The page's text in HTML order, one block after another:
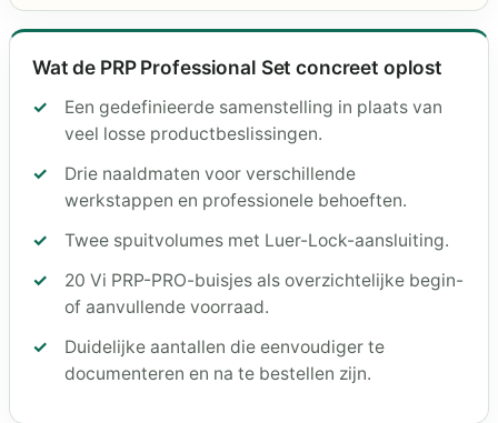
Wat de PRP Professional Set concreet oplost
Een gedefinieerde samenstelling in plaats van
veel losse productbeslissingen.
Drie naaldmaten voor verschillende
werkstappen en professionele behoeften.
Twee spuitvolumes met Luer-Lock-aansluiting.
20 Vi PRP-PRO-buisjes als overzichtelijke begin-
of aanvullende voorraad.
Duidelijke aantallen die eenvoudiger te
documenteren en na te bestellen zijn.